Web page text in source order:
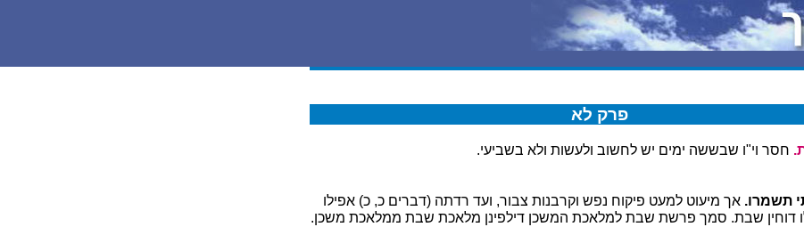
פרק לא
חסר וי"ו שבששה ימים יש לחשוב ולעשות ולא בשביעי.
תשמרו. אך מיעוט למעט פיקוח נפש וקרבנות צבור, ועד רדתה (דברים כ, כ) אפילו
דוחין שבת. סמך פרשת שבת למלאכת המשכן דילפינן מלאכת שבת ממלאכת משכן.